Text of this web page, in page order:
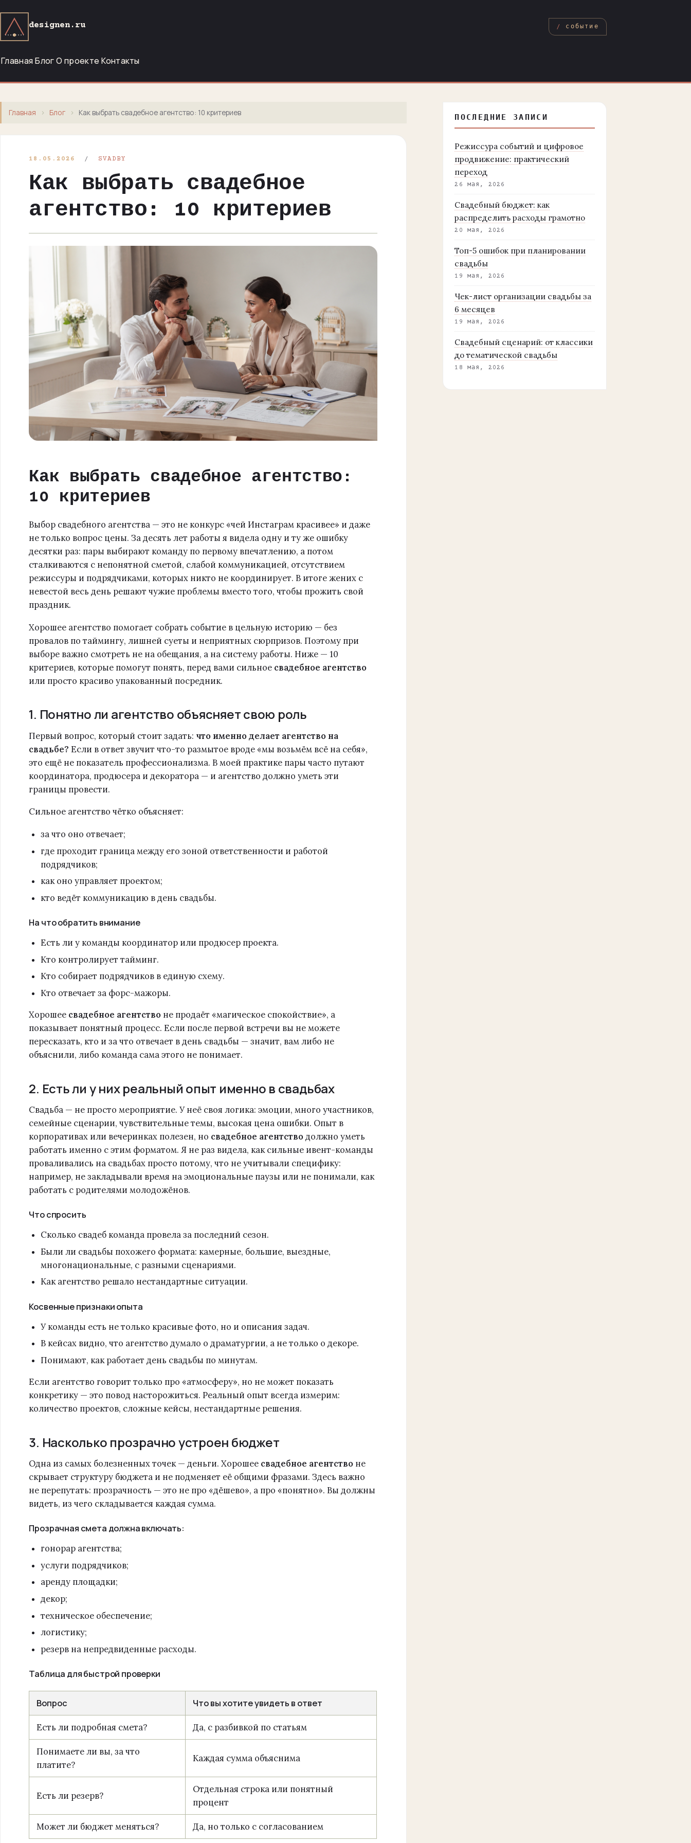
designen.ru событие
ГлавнаяБлог О проекте Контакты
Главная › Блог › Как выбрать свадебное агентство: 10 критериев
18.05.2026 / SVADBY
Как выбрать свадебное
агентство: 10 критериев
Как выбрать свадебное агентство:
10 критериев
Выбор свадебного агентства — это не конкурс «чей Инстаграм красивее» и даже
не только вопрос цены. За десять лет работы я видела одну и ту же ошибку
десятки раз: пары выбирают команду по первому впечатлению, а потом
сталкиваются с непонятной сметой, слабой коммуникацией, отсутствием
режиссуры и подрядчиками, которых никто не координирует. В итоге жених с
невестой весь день решают чужие проблемы вместо того, чтобы прожить свой
праздник.
Хорошее агентство помогает собрать событие в цельную историю — без
провалов по таймингу, лишней суеты и неприятных сюрпризов. Поэтому при
выборе важно смотреть не на обещания, а на систему работы. Ниже — 10
критериев, которые помогут понять, перед вами сильное свадебное агентство
или просто красиво упакованный посредник.
1. Понятно ли агентство объясняет свою роль
Первый вопрос, который стоит задать: что именно делает агентство на
свадьбе? Если в ответ звучит что-то размытое вроде «мы возьмём всё на себя»,
это ещё не показатель профессионализма. В моей практике пары часто путают
координатора, продюсера и декоратора — и агентство должно уметь эти
границы провести.
Сильное агентство чётко объясняет:
за что оно отвечает;
где проходит граница между его зоной ответственности и работой
подрядчиков;
как оно управляет проектом;
кто ведёт коммуникацию в день свадьбы.
На что обратить внимание
Есть ли у команды координатор или продюсер проекта.
Кто контролирует тайминг.
Кто собирает подрядчиков в единую схему.
Кто отвечает за форс-мажоры.
Хорошее свадебное агентство не продаёт «магическое спокойствие», а
показывает понятный процесс. Если после первой встречи вы не можете
пересказать, кто и за что отвечает в день свадьбы — значит, вам либо не
объяснили, либо команда сама этого не понимает.
2. Есть ли у них реальный опыт именно в свадьбах
Свадьба — не просто мероприятие. У неё своя логика: эмоции, много участников,
семейные сценарии, чувствительные темы, высокая цена ошибки. Опыт в
корпоративах или вечеринках полезен, но свадебное агентство должно уметь
работать именно с этим форматом. Я не раз видела, как сильные ивент-команды
проваливались на свадьбах просто потому, что не учитывали специфику:
например, не закладывали время на эмоциональные паузы или не понимали, как
работать с родителями молодожёнов.
Что спросить
Сколько свадеб команда провела за последний сезон.
Были ли свадьбы похожего формата: камерные, большие, выездные,
многонациональные, с разными сценариями.
Как агентство решало нестандартные ситуации.
Косвенные признаки опыта
У команды есть не только красивые фото, но и описания задач.
В кейсах видно, что агентство думало о драматургии, а не только о декоре.
Понимают, как работает день свадьбы по минутам.
Если агентство говорит только про «атмосферу», но не может показать
конкретику — это повод насторожиться. Реальный опыт всегда измерим:
количество проектов, сложные кейсы, нестандартные решения.
3. Насколько прозрачно устроен бюджет
Одна из самых болезненных точек — деньги. Хорошее свадебное агентство не
скрывает структуру бюджета и не подменяет её общими фразами. Здесь важно
не перепутать: прозрачность — это не про «дёшево», а про «понятно». Вы должны
видеть, из чего складывается каждая сумма.
Прозрачная смета должна включать:
гонорар агентства;
услуги подрядчиков;
аренду площадки;
декор;
техническое обеспечение;
логистику;
резерв на непредвиденные расходы.
Таблица для быстрой проверки
Вопрос Что вы хотите увидеть в ответ
Есть ли подробная смета? Да, с разбивкой по статьям
Понимаете ли вы, за что
платите?
Каждая сумма объяснима
Есть ли резерв?
Отдельная строка или понятный
процент
Может ли бюджет меняться? Да, но только с согласованием
ПОСЛЕДНИЕ ЗАПИСИ
Режиссура событий и цифровое
продвижение: практический
переход
26 мая, 2026
Свадебный бюджет: как
распределить расходы грамотно
20 мая, 2026
Топ-5 ошибок при планировании
свадьбы
19 мая, 2026
Чек-лист организации свадьбы за
6 месяцев
19 мая, 2026
Свадебный сценарий: от классики
до тематической свадьбы
18 мая, 2026